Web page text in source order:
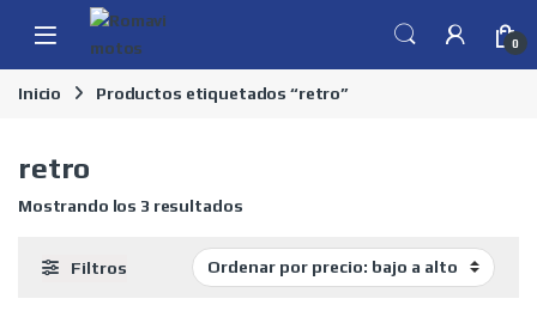
Skip to navigation
Skip to content
0
Inicio Productos etiquetados “retro”
retro
Mostrando los 3 resultadosOrdenado por precio: bajo a alto
Filtros